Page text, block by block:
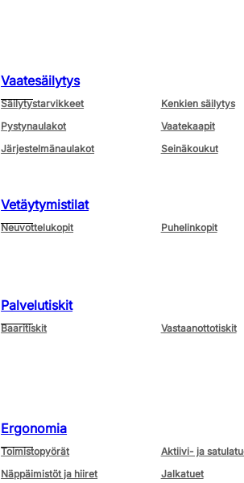
Vaatesäilytys
Säilytystarvikkeet Kenkien säilytys
Pystynaulakot
Vaatekaapit
Järjestelmänaulakot
Seinäkoukut
Vetäytymistilat
Neuvottelukopit Puhelinkopit
Palvelutiskit
Baaritiskit Vastaanottotiskit
Ergonomia
Toimistopyörät Aktiivi- ja
Näppäimistöt ja hiiret
Jalkatuet